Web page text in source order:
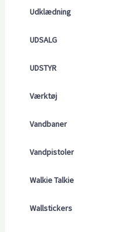
Udklædning
UDSALG
UDSTYR
Værktøj
Vandbaner
Vandpistoler
Walkie Talkie
Wallstickers